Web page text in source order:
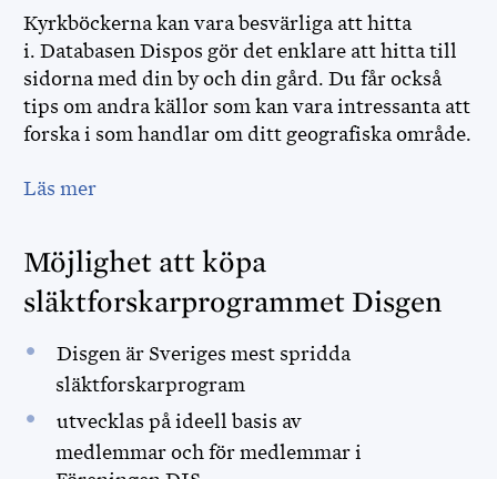
MINISITE IN ENGLISH
DISBYT
DISGEN HANDLEDNING
DIS WEBBSHOP
OPENRGD
DISPOS
DISCOUNT
MINA SIDOR
Kyrkböckerna kan vara besvärliga att hitta
i. Databasen Dispos gör det enklare att hitta till
sidorna med din by och din gård. Du får också
tips om andra källor som kan vara intressanta att
forska i som handlar om ditt geografiska område.
Läs mer
Möjlighet att köpa
släktforskarprogrammet Disgen
Disgen är Sveriges mest spridda
släktforskarprogram
utvecklas på ideell basis av
medlemmar och för medlemmar i